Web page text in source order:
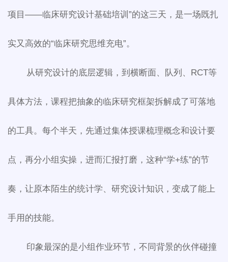
项目——临床研究设计基础培训”的这三天，是一场既扎
实又高效的“临床研究思维充电”。
从研究设计的底层逻辑，到横断面、队列、RCT等
具体方法，课程把抽象的临床研究框架拆解成了可落地
的工具。每个半天，先通过集体授课梳理概念和设计要
点，再分小组实操，进而汇报打磨，这种“学+练”的节
奏，让原本陌生的统计学、研究设计知识，变成了能上
手用的技能。
印象最深的是小组作业环节，不同背景的伙伴碰撞